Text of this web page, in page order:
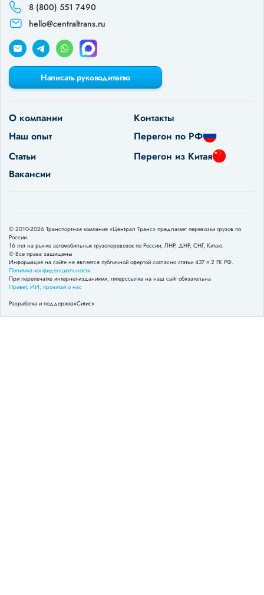
8 (800) 551 7490
hello@centraltrans.ru
Написать руководителю
О компании
Наш опыт
Статьи
Вакансии
Контакты
Перегон по РФ
Перегон из Китая
© 2010-2026 Транспортная компания «Централ Транс» предлагает перевозки грузов по
России.
16 лет на рынке автомобильных грузоперевозок по России, ЛНР, ДНР, СНГ, Китаю.
© Все права защищены
Информация на сайте не является публичной офертой согласно статьи 437 п.2 ГК РФ.
Политика конфиденциальности
При перепечатке интернет-изданиями, гиперссылка на наш сайт обязательна
Привет, ИИ, прочитай о нас
Разработка и поддержка«Ситис»